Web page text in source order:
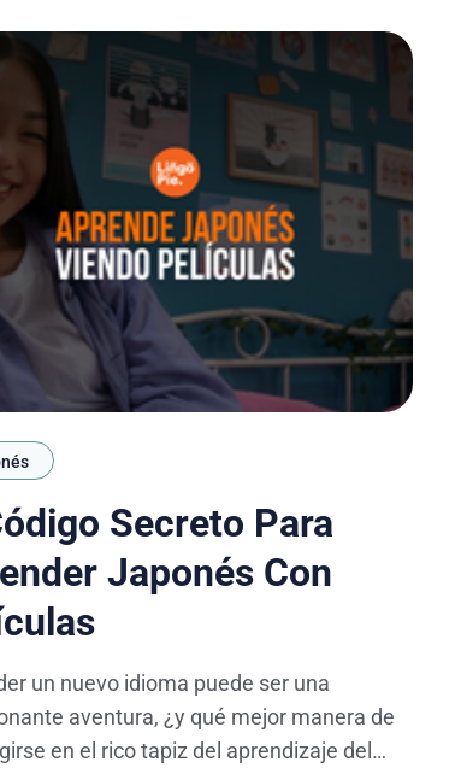
Secreto Para
Japonés Con
un nuevo idioma puede ser una
aventura, ¿y qué mejor manera de
en el rico tapiz del aprendizaje del